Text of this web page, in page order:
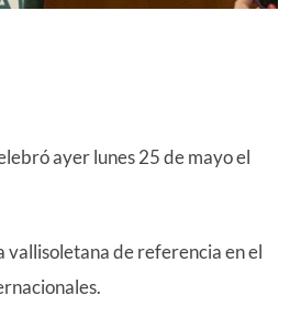
ayer lunes 25 de mayo el
vallisoletana de referencia en el